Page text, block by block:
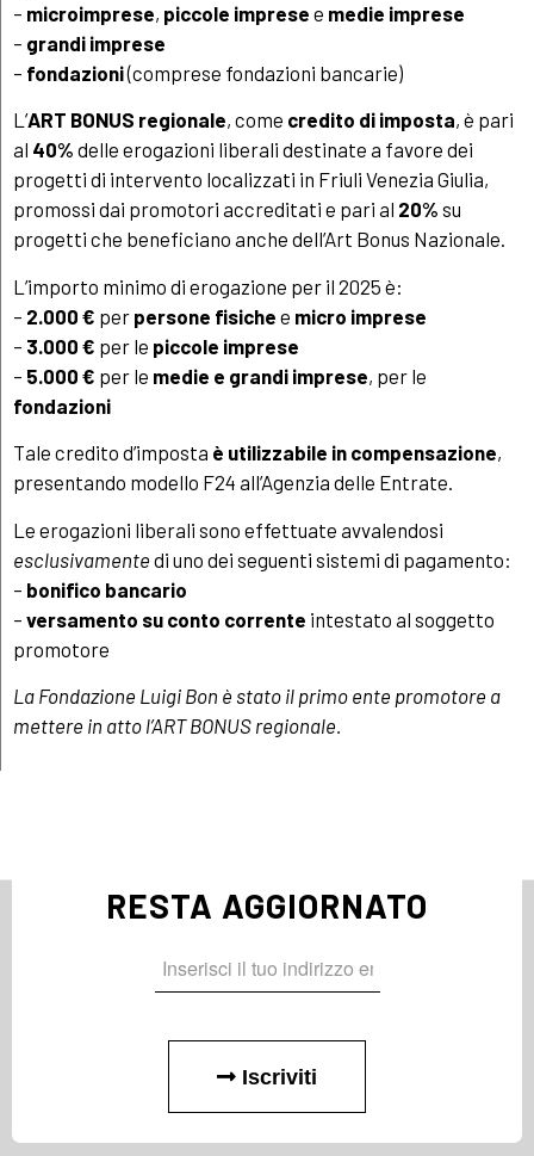
– microimprese, piccole imprese e medie imprese
– grandi imprese
– fondazioni(comprese fondazioni bancarie)
L’ART BONUS regionale, come credito di imposta, è pari
al 40% delle erogazioni liberali destinate a favore dei
progetti di intervento localizzati in Friuli Venezia Giulia,
promossi dai promotori accreditati e pari al 20% su
progetti che beneficiano anche dell’Art Bonus Nazionale.
L’importo minimo di erogazione per il 2025 è:
– 2.000 € per persone fisiche e micro imprese
– 3.000 € per le piccole imprese
– 5.000 € per le medie e grandi imprese, per le
fondazioni
Tale credito d’imposta è utilizzabile in compensazione,
presentando modello F24 all’Agenzia delle Entrate.
Le erogazioni liberali sono effettuate avvalendosi
esclusivamente di uno dei seguenti sistemi di pagamento:
– bonifico bancario
– versamento su conto corrente intestato al soggetto
promotore
La Fondazione Luigi Bon è stato il primo ente promotore a
mettere in atto l’ART BONUS regionale.
RESTA AGGIORNATO
Iscriviti